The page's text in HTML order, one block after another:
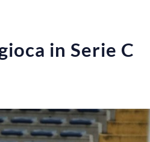
in Serie C